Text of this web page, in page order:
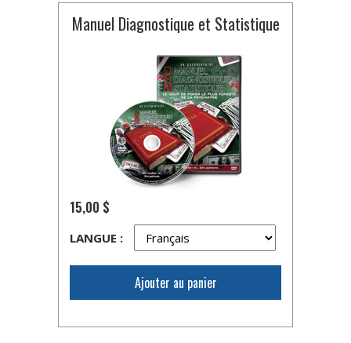
Manuel Diagnostique et Statistique
15,00 $
LANGUE :
Ajouter au panier